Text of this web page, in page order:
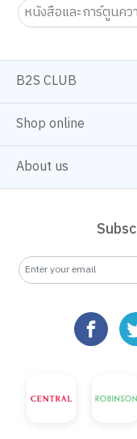
หนังสือและการ์ตูนคว
B2S CLUB
Shop online
About us